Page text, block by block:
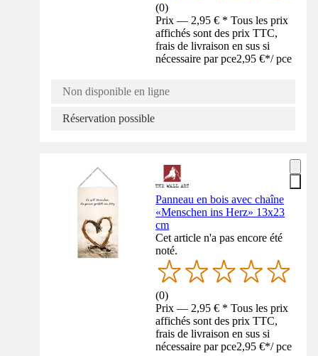
(0)
Prix — 2,95 € * Tous les prix
affichés sont des prix TTC,
frais de livraison en sus si
nécessaire par pce2,95 €*/ pce
Non disponible en ligne
Réservation possible
Panneau en bois avec chaîne
«Menschen ins Herz» 13x23
cm
Cet article n'a pas encore été
noté.
(0)
Prix — 2,95 € * Tous les prix
affichés sont des prix TTC,
frais de livraison en sus si
nécessaire par pce2,95 €*/ pce